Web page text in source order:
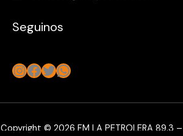
Seguinos
Instagram
Facebook
Twitter
WhatsApp
Copyright © 2026 FM LA PETROLERA 89.3